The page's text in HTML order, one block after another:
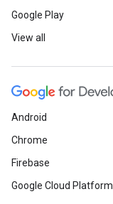
Google Play
View all
Android
Chrome
Firebase
Google Cloud Platform